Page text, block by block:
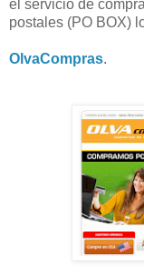
el servicio de
postales (PO BOX)
OlvaCompras.